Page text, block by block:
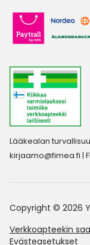
Lääkealan
kirjaamo@fimea.fi |
Copyright © 2026
Verkkoapteekin
Evästeasetukset